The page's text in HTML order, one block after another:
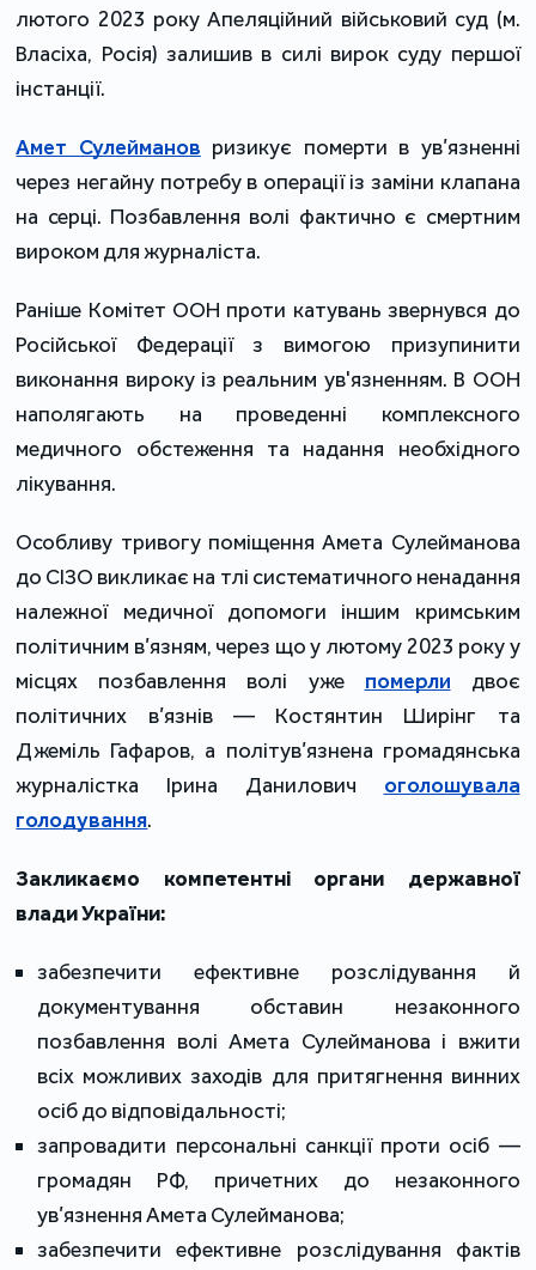
лютого 2023 року Апеляційний військовий суд (м.
Власіха, Росія) залишив в силі вирок суду першої
інстанції.
Амет Сулейманов ризикує померти в ув’язненні
через негайну потребу в операції із заміни клапана
на серці. Позбавлення волі фактично є смертним
вироком для журналіста.
Раніше Комітет ООН проти катувань звернувся до
Російської Федерації з вимогою призупинити
виконання вироку із реальним ув'язненням. В ООН
наполягають на проведенні комплексного
медичного обстеження та надання необхідного
лікування.
Особливу тривогу поміщення Амета Сулейманова
до СІЗО викликає на тлі систематичного ненадання
належної медичної допомоги іншим кримським
політичним в’язням, через що у лютому 2023 року у
місцях позбавлення волі уже померли двоє
політичних в’язнів — Костянтин Ширінг та
Джеміль Гафаров, а політув’язнена громадянська
журналістка Ірина Данилович оголошувала
голодування.
Закликаємо компетентні органи державної
влади України:
забезпечити ефективне розслідування й
документування обставин незаконного
позбавлення волі Амета Сулейманова і вжити
всіх можливих заходів для притягнення винних
осіб до відповідальності;
запровадити персональні санкції проти осіб —
громадян РФ, причетних до незаконного
ув’язнення Амета Сулейманова;
забезпечити ефективне розслідування фактів